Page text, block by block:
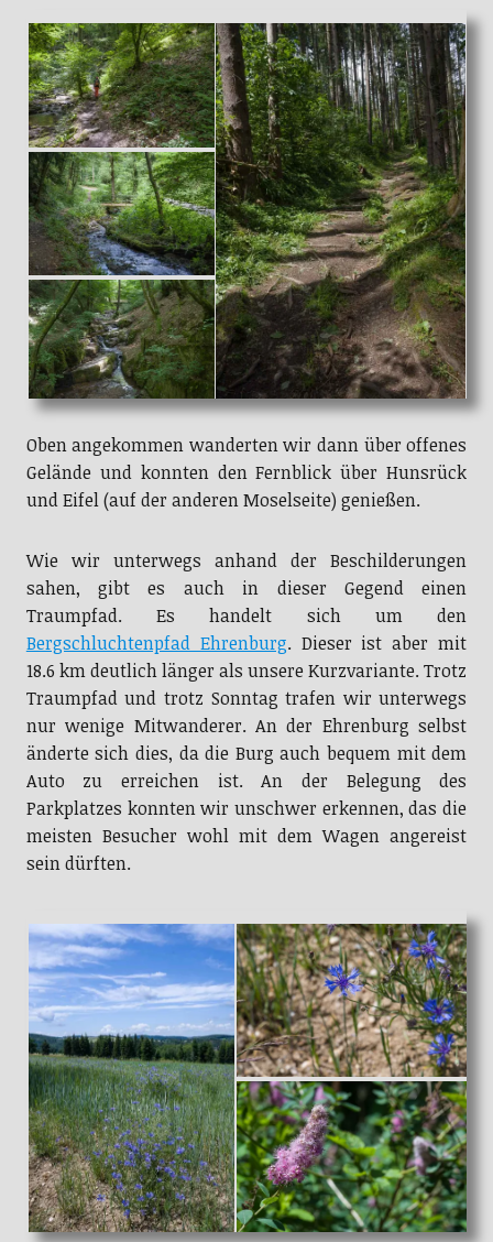
Oben angekommen wanderten wir dann über offenes
Gelände und konnten den Fernblick über Hunsrück
und Eifel (auf der anderen Moselseite) genießen.
Wie wir unterwegs anhand der Beschilderungen
sahen, gibt es auch in dieser Gegend einen
Traumpfad. Es handelt sich um den
Bergschluchtenpfad Ehrenburg. Dieser ist aber mit
18.6 km deutlich länger als unsere Kurzvariante. Trotz
Traumpfad und trotz Sonntag trafen wir unterwegs
nur wenige Mitwanderer. An der Ehrenburg selbst
änderte sich dies, da die Burg auch bequem mit dem
Auto zu erreichen ist. An der Belegung des
Parkplatzes konnten wir unschwer erkennen, das die
meisten Besucher wohl mit dem Wagen angereist
sein dürften.